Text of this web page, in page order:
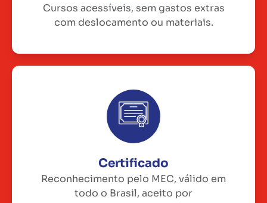
Cursos acessíveis, sem gastos extras
com deslocamento ou materiais.
Certificado
Reconhecimento pelo MEC, válido em
todo o Brasil, aceito por